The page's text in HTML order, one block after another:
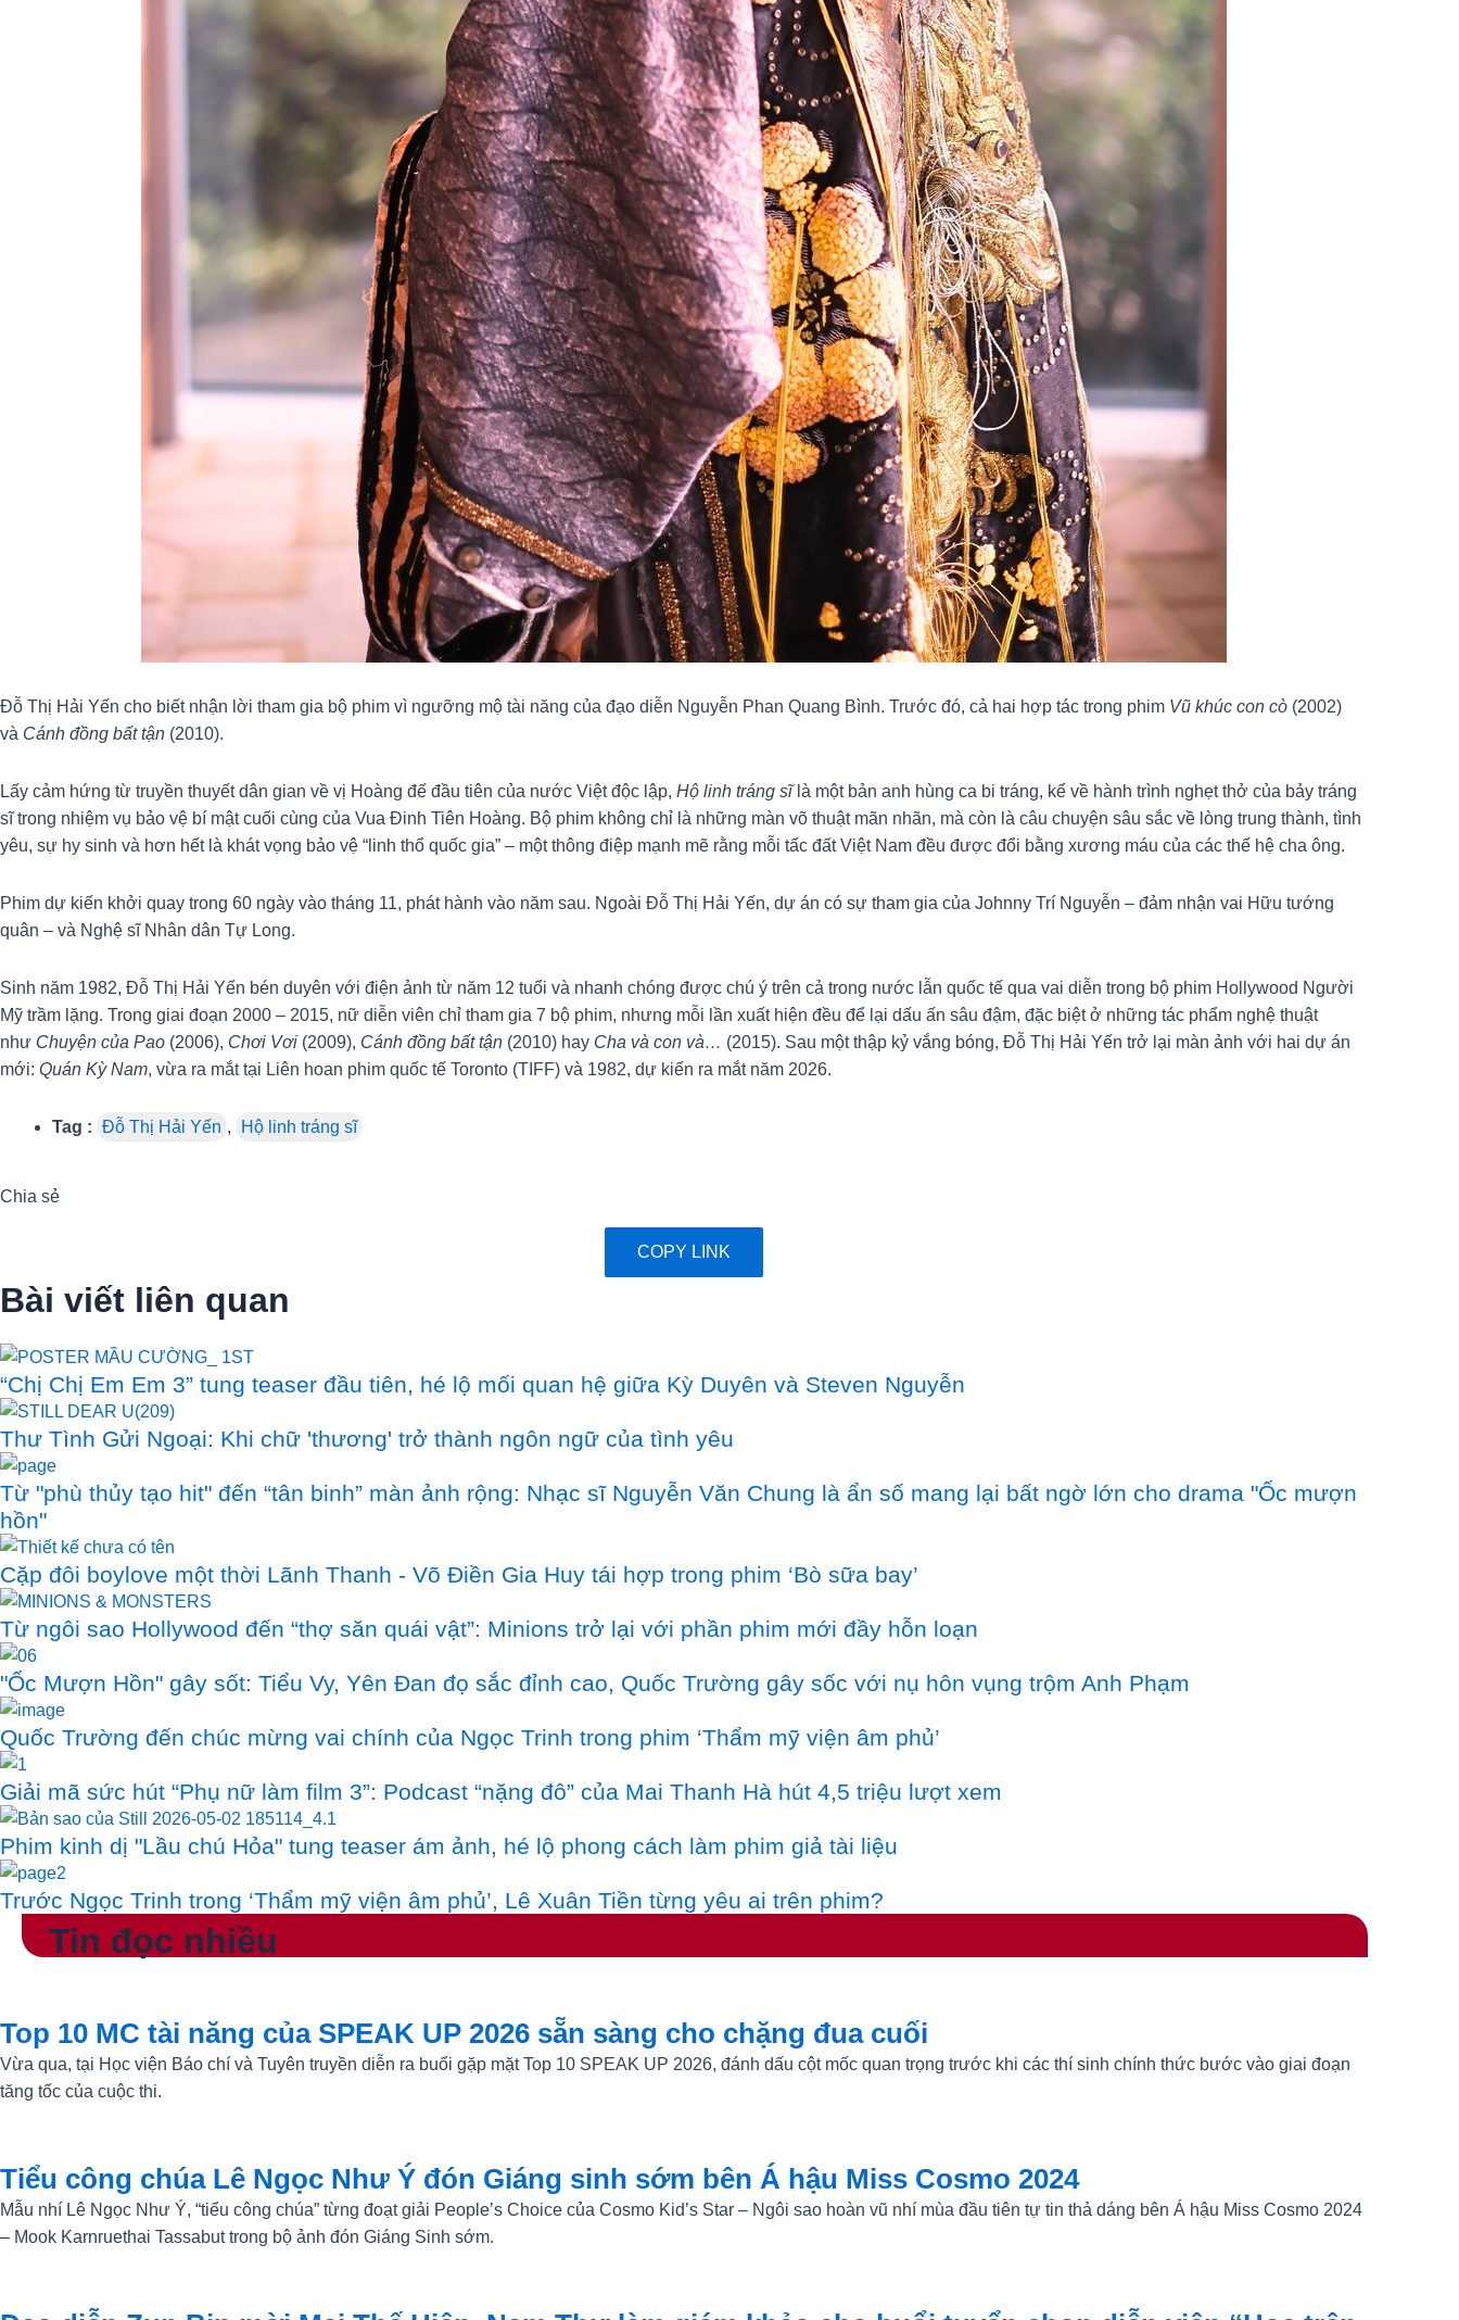
Đỗ Thị Hải Yến cho biết nhận lời tham gia bộ phim vì ngưỡng mộ tài năng của đạo diễn Nguyễn Phan Quang Bình. Trước đó, cả hai hợp tác trong phim Vũ khúc con cò (2002)
và Cánh đồng bất tận (2010).
Lấy cảm hứng từ truyền thuyết dân gian về vị Hoàng đế đầu tiên của nước Việt độc lập, Hộ linh tráng sĩlà một bản anh hùng ca bi tráng, kể về hành trình nghẹt thở của bảy tráng
sĩ trong nhiệm vụ bảo vệ bí mật cuối cùng của Vua Đinh Tiên Hoàng. Bộ phim không chỉ là những màn võ thuật mãn nhãn, mà còn là câu chuyện sâu sắc về lòng trung thành, tình
yêu, sự hy sinh và hơn hết là khát vọng bảo vệ “linh thổ quốc gia” – một thông điệp mạnh mẽ rằng mỗi tấc đất Việt Nam đều được đổi bằng xương máu của các thế hệ cha ông.
Phim dự kiến khởi quay trong 60 ngày vào tháng 11, phát hành vào năm sau. Ngoài Đỗ Thị Hải Yến, dự án có sự tham gia của Johnny Trí Nguyễn – đảm nhận vai Hữu tướng
quân – và Nghệ sĩ Nhân dân Tự Long.
Sinh năm 1982, Đỗ Thị Hải Yến bén duyên với điện ảnh từ năm 12 tuổi và nhanh chóng được chú ý trên cả trong nước lẫn quốc tế qua vai diễn trong bộ phim Hollywood Người
Mỹ trầm lặng. Trong giai đoạn 2000 – 2015, nữ diễn viên chỉ tham gia 7 bộ phim, nhưng mỗi lần xuất hiện đều để lại dấu ấn sâu đậm, đặc biệt ở những tác phẩm nghệ thuật
như Chuyện của Pao (2006), Chơi Vơi (2009), Cánh đồng bất tận (2010) hay Cha và con và… (2015). Sau một thập kỷ vắng bóng, Đỗ Thị Hải Yến trở lại màn ảnh với hai dự án
mới: Quán Kỳ Nam, vừa ra mắt tại Liên hoan phim quốc tế Toronto (TIFF) và 1982, dự kiến ra mắt năm 2026.
Tag : Đỗ Thị Hải Yến , Hộ linh tráng sĩ
Chia sẻ
COPY LINK
Bài viết liên quan
“Chị Chị Em Em 3” tung teaser đầu tiên, hé lộ mối quan hệ giữa Kỳ Duyên và Steven Nguyễn
Thư Tình Gửi Ngoại: Khi chữ 'thương' trở thành ngôn ngữ của tình yêu
Từ "phù thủy tạo hit" đến “tân binh” màn ảnh rộng: Nhạc sĩ Nguyễn Văn Chung là ẩn số mang lại bất ngờ lớn cho drama "Ốc mượn
hồn"
Cặp đôi boylove một thời Lãnh Thanh - Võ Điền Gia Huy tái hợp trong phim ‘Bò sữa bay’
Từ ngôi sao Hollywood đến “thợ săn quái vật”: Minions trở lại với phần phim mới đầy hỗn loạn
"Ốc Mượn Hồn" gây sốt: Tiểu Vy, Yên Đan đọ sắc đỉnh cao, Quốc Trường gây sốc với nụ hôn vụng trộm Anh Phạm
Quốc Trường đến chúc mừng vai chính của Ngọc Trinh trong phim ‘Thẩm mỹ viện âm phủ’
Giải mã sức hút “Phụ nữ làm film 3”: Podcast “nặng đô” của Mai Thanh Hà hút 4,5 triệu lượt xem
Phim kinh dị "Lầu chú Hỏa" tung teaser ám ảnh, hé lộ phong cách làm phim giả tài liệu
Trước Ngọc Trinh trong ‘Thẩm mỹ viện âm phủ’, Lê Xuân Tiền từng yêu ai trên phim?
Tin đọc nhiều
Top 10 MC tài năng của SPEAK UP 2026 sẵn sàng cho chặng đua cuối
Vừa qua, tại Học viện Báo chí và Tuyên truyền diễn ra buổi gặp mặt Top 10 SPEAK UP 2026, đánh dấu cột mốc quan trọng trước khi các thí sinh chính thức bước vào giai đoạn
tăng tốc của cuộc thi.
Tiểu công chúa Lê Ngọc Như Ý đón Giáng sinh sớm bên Á hậu Miss Cosmo 2024
Mẫu nhí Lê Ngọc Như Ý, “tiểu công chúa” từng đoạt giải People’s Choice của Cosmo Kid’s Star – Ngôi sao hoàn vũ nhí mùa đầu tiên tự tin thả dáng bên Á hậu Miss Cosmo 2024
– Mook Karnruethai Tassabut trong bộ ảnh đón Giáng Sinh sớm.